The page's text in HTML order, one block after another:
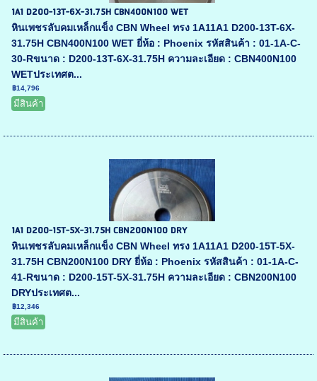
1A1 D200-13T-6X-31.75H CBN400N100 WET
หินเพชรลับคมเหล็กแข็ง CBN Wheel ทรง 1A11A1 D200-13T-6X-
31.75H CBN400N100 WET ยี่ห้อ : Phoenix รหัสสินค้า : 01-1A-C-
30-Rขนาด : D200-13T-6X-31.75H ความละเอียด : CBN400N100
WETประเทศต...
฿14,796
มีสินค้า
1A1 D200-15T-5X-31.75H CBN200N100 DRY
หินเพชรลับคมเหล็กแข็ง CBN Wheel ทรง 1A11A1 D200-15T-5X-
31.75H CBN200N100 DRY ยี่ห้อ : Phoenix รหัสสินค้า : 01-1A-C-
41-Rขนาด : D200-15T-5X-31.75H ความละเอียด : CBN200N100
DRYประเทศต...
฿12,346
มีสินค้า